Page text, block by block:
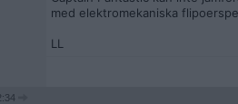
med elektromekaniska
LL